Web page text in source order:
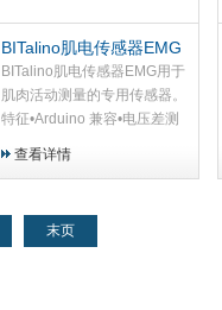
BITalino肌电传感器EMG
BITalino肌电传感器EMG用于
肌肉活动测量的专用传感器。
特征•Arduino 兼容•电压差测
作（使用多个 EMG 时只需要
程：&...
查看详情
末页